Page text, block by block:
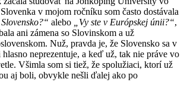
v mojom ročníku som často dostávala
Slovensko?“ alebo „Vy ste v Európskej únii?“,
ani zámena so Slovinskom a už
Nuž, pravda je, že Slovensko sa v
neprezentuje, a keď už, tak nie práve vo
Všimla som si tiež, že spolužiaci, ktorí už
aj boli, obvykle nešli ďalej ako po